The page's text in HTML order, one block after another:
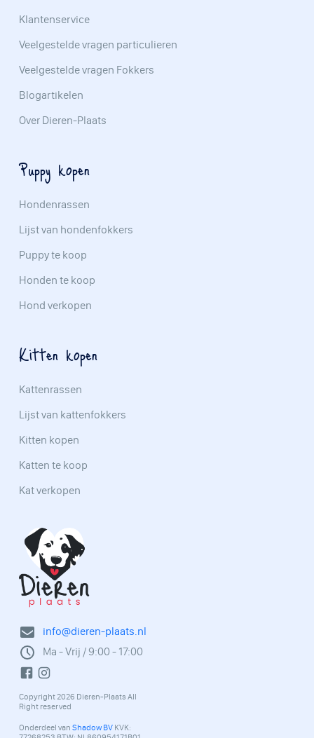
info@dieren-plaats.nl
Ma - Vrij / 9:00 - 17:00
Copyright 2026 Dieren-Plaats All
Right reserved
Onderdeel van Shadow BV KVK:
Klantenservice
Veelgestelde vragen particulieren
Veelgestelde vragen Fokkers
Blogartikelen
Over Dieren-Plaats
Puppy kopen
Hondenrassen
Lijst van hondenfokkers
Puppy te koop
Honden te koop
Hond verkopen
Kitten kopen
Kattenrassen
Lijst van kattenfokkers
Kitten kopen
Katten te koop
Kat verkopen